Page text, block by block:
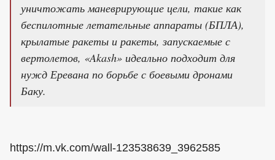
уничтожать маневрирующие цели, такие как
беспилотные летательные аппараты (БПЛА),
крылатые ракеты и ракеты, запускаемые с
вертолетов, «Akash» идеально подходит для
нужд Еревана по борьбе с боевыми дронами
Баку.
https://m.vk.com/wall-123538639_3962585